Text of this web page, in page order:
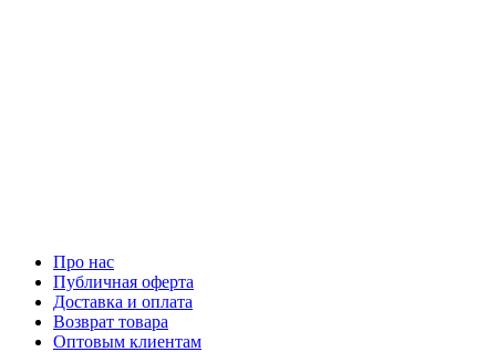
Про нас
Публичная оферта
Доставка и оплата
Возврат товара
Оптовым клиентам